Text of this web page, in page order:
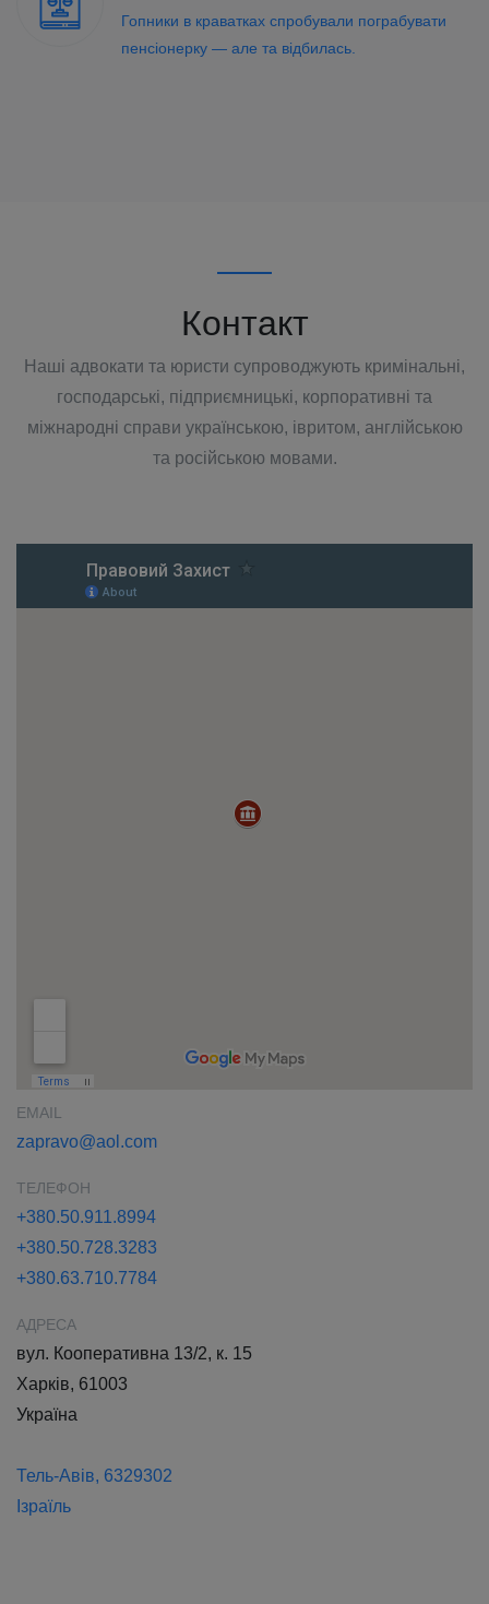
Гопники в краватках спробували пограбувати
пенсіонерку — але та відбилась.
Контакт
Наші адвокати та юристи супроводжують кримінальні,
господарські, підприємницькі, корпоративні та
міжнародні справи українською, івритом, англійською
та російською мовами.
EMAIL
zapravo@aol.com
ТЕЛЕФОН
+380.50.911.8994
+380.50.728.3283
+380.63.710.7784
АДРЕСА
вул. Кооперативна 13/2, к. 15
Харків, 61003
Україна
Тель-Авів, 6329302
Ізраїль